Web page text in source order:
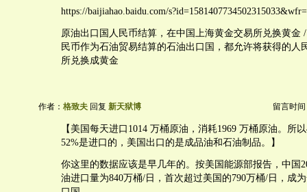
https://baijiahao.baidu.com/
原油出口国人民币结算，在中国上海黄金交易所兑换黄金
民币作为石油贸易结算的石油出口国，都允许将获得的人
所兑换成黄金
作者： 格致夫 回复 新天狱博 留言时间
【美国每天进口1014 万桶原油，消耗1969 万桶原油。所
52%是进口的，美国出口的是成品油和石油制品。】
你这里的数据应该是早几年的。按美国能源部报告，中国
油进口量为840万桶/日，首次超过美国的790万桶/日，成